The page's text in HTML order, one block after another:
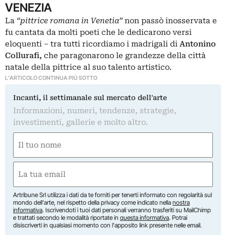
VENEZIA
La “pittrice romana in Venetia” non passò inosservata e
fu cantata da molti poeti che le dedicarono versi
eloquenti – tra tutti ricordiamo i madrigali di Antonino
Collurafi, che paragonarono le grandezze della città
natale della pittrice al suo talento artistico.
L'ARTICOLO CONTINUA PIÙ SOTTO
Incanti, il settimanale sul mercato dell'arte
Informazioni, numeri, tendenze, strategie,
investimenti, gallerie e molto altro.
(Required)
First
(Required)
Artribune Srl utilizza i dati da te forniti per tenerti informato con regolarità sul
mondo dell'arte, nel rispetto della privacy come indicato nella nostra
informativa. Iscrivendoti i tuoi dati personali verranno trasferiti su MailChimp
e trattati secondo le modalità riportate in questa informativa. Potrai
disiscriverti in qualsiasi momento con l'apposito link presente nelle email.